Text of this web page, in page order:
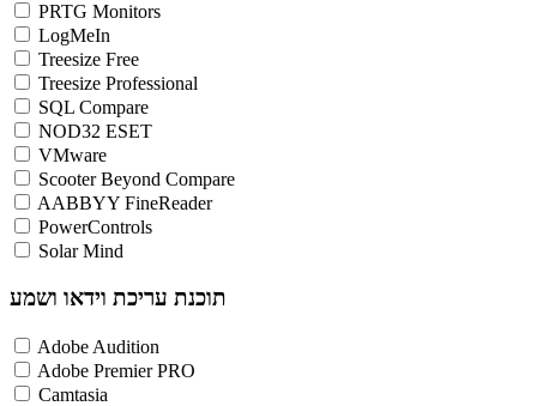
PRTG Monitors
LogMeIn
Treesize Free
Treesize Professional
SQL Compare
NOD32 ESET
VMware
Scooter Beyond Compare
AABBYY FineReader
PowerControls
Solar Mind
תוכנת עריכת וידאו ושמע
Adobe Audition
Adobe Premier PRO
Camtasia